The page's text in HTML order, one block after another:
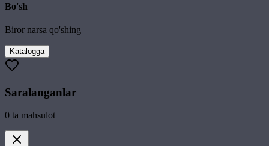
Bo'sh
Biror narsa qo'shing
Katalogga
Saralanganlar
0 ta mahsulot